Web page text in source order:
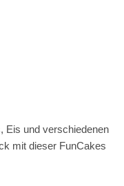
Eis und verschiedenen
mit dieser FunCakes